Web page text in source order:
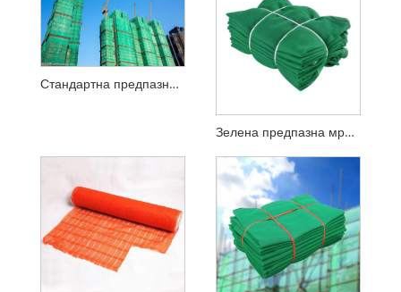
Стандартна предпазна мрежа
Зелена предпазна мрежа